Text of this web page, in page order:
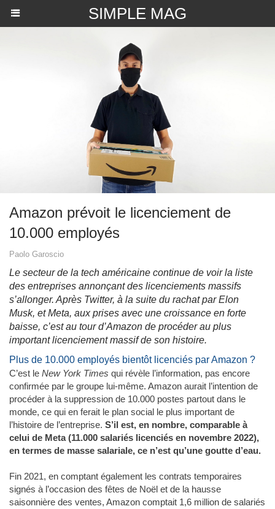
SIMPLE MAG
Amazon prévoit le licenciement de
10.000 employés
Paolo Garoscio
Le secteur de la tech américaine continue de voir la liste
des entreprises annonçant des licenciements massifs
s’allonger. Après Twitter, à la suite du rachat par Elon
Musk, et Meta, aux prises avec une croissance en forte
baisse, c’est au tour d’Amazon de procéder au plus
important licenciement massif de son histoire.
Plus de 10.000 employés bientôt licenciés par Amazon ?
C’est le New York Times qui révèle l’information, pas encore
confirmée par le groupe lui-même. Amazon aurait l’intention de
procéder à la suppression de 10.000 postes partout dans le
monde, ce qui en ferait le plan social le plus important de
l’histoire de l’entreprise. S’il est, en nombre, comparable à
celui de Meta (11.000 salariés licenciés en novembre 2022),
en termes de masse salariale, ce n’est qu’une goutte d’eau.
Fin 2021, en comptant également les contrats temporaires
signés à l’occasion des fêtes de Noël et de la hausse
saisonnière des ventes, Amazon comptait 1,6 million de salariés